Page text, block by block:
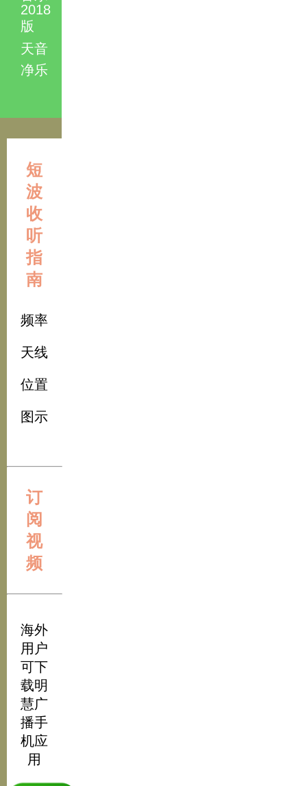
2018
版
天音
净乐
短
波
收
听
指
南
频率
天线
位置
图示
订
阅
视
频
海外
用户
可下
载明
慧广
播手
机应
用